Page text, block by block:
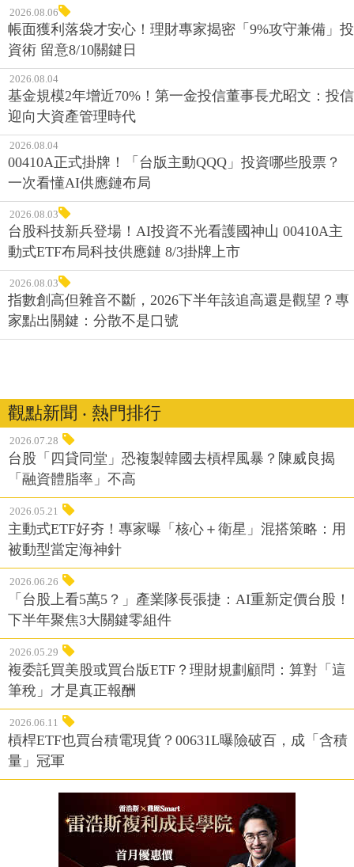
2026.08.06
帳面獲利落袋才安心！理財專家揭密「9%攻守兼備」投
資術 留意8/10關鍵日
2026.08.04
基金規模2年增近70%！第一金投信董事長尤昭文：投信
迎向大資產管理時代
2026.08.04
00410A正式掛牌！「台版主動QQQ」投資哪些股票？
一次看懂AI供應鏈布局
2026.08.03
台股科技新兵登場！AI投資不光看護國神山 00410A主
動式ETF布局科技供應鏈 8/3掛牌上市
2026.08.03
指數創高但雜音不斷，2026下半年該追高還是觀望？專
家點出關鍵：分散不是口號
觀點新聞 ‧ 熱門排行
2026.07.28
台股「四貸同堂」恐複製韓國去槓桿風暴？陳威良揭
「融資體脂率」不高
2026.05.21
主動式ETF好夯！專家曝「核心＋衛星」混搭策略：用
被動型當定海神針
2026.06.26
「台股上看5萬5？」產業隊長張捷：AI重新定價台股！
下半年聚焦3大關鍵零組件
2026.05.29
複委託買美股或買台版ETF？理財規劃顧問：算對「這
筆稅」才是真正報酬
2026.06.11
槓桿ETF也買台積電現貨？00631L曝險破百，成「含積
量」冠軍